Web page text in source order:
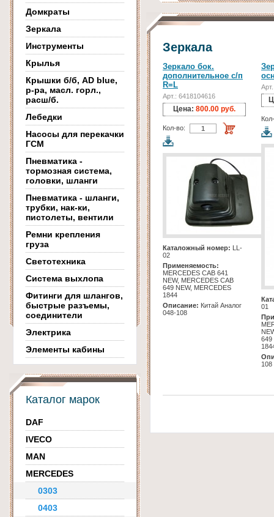
Домкраты
Зеркала
Инструменты
Крылья
Крышки б/б, AD blue,
р-ра, масл. горл.,
расш/б.
Лебедки
Насосы для перекачки
ГСМ
Пневматика -
тормозная система,
головки, шланги
Пневматика - шланги,
трубки, нак-ки,
пистолеты, вентили
Ремни крепления
груза
Светотехника
Система выхлопа
Фитинги для шлангов,
быстрые разъемы,
соединители
Электрика
Элементы кабины
Каталог марок
DAF
IVECO
MAN
MERCEDES
0303
0403
Зеркала
Зеркало бок.
дополнительное с/п
R=L
Арт.: 6418104616
Цена: 800.00 руб.
Кол-во:
Каталожный номер: LL-
02
Применяемость:
MERCEDES CAB 641
NEW, MERCEDES CAB
649 NEW, MERCEDES
1844
Описание: Китай Аналог
048-108
01
649
108